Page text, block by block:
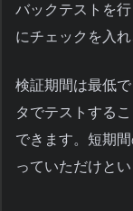
バックテストを行
にチェックを入
検証期間は最低
タでテストする
できます。短期
っていただけと